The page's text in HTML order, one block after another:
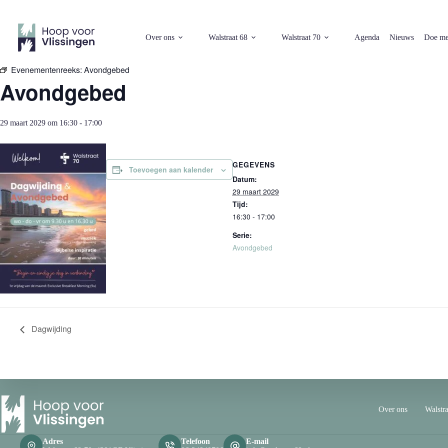
inhoud
Over ons Walstraat 68 Walstraat 70 Agenda Nieuws Doe
« Alle Evenementen
Evenementenreeks: Avondgebed
Avondgebed
29 maart 2029 om 16:30 - 17:00
Toevoegen aan kalender
GEGEVENS
Datum:
29 maart 2029
Tijd:
16:30 - 17:00
Serie:
Avondgebed
Dagwijding
Over ons
Adres
Telefoon
E-mail